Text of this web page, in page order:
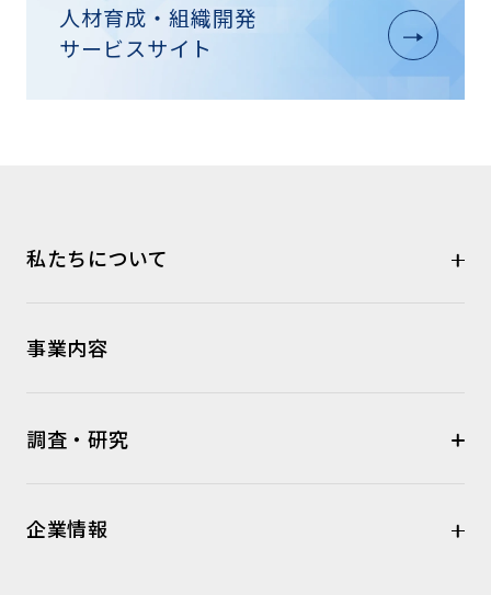
人材育成・組織開発
サービスサイト
私たちについて
事業内容
調査・研究
企業情報